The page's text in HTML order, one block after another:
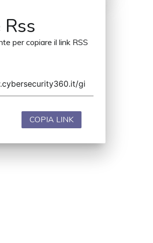
per copiare il link RSS
COPIA LINK